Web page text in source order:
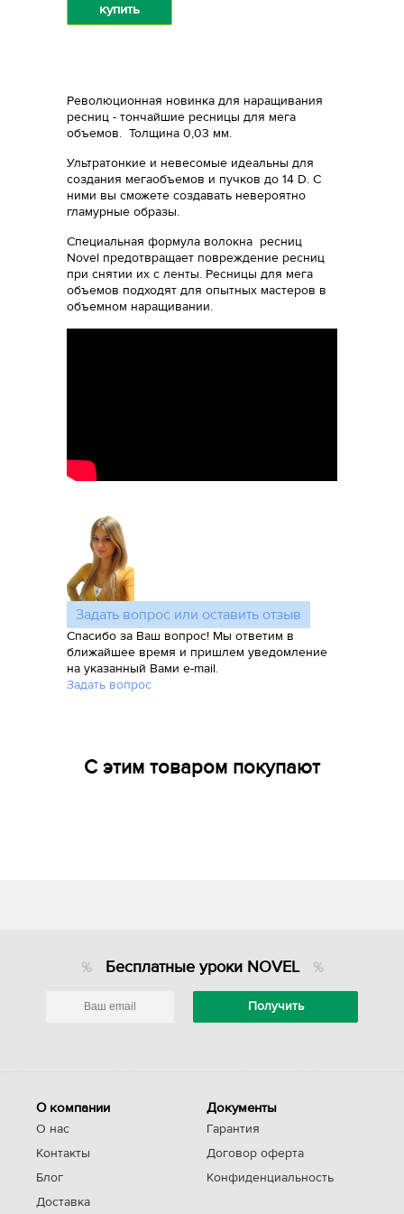
купить
Революционная новинка для наращивания
ресниц - тончайшие ресницы для мега
объемов. Толщина 0,03 мм.
Ультратонкие и невесомые идеальны для
создания мегаобъемов и пучков до 14 D. С
ними вы сможете создавать невероятно
гламурные образы.
Специальная формула волокна ресниц
Novel предотвращает повреждение ресниц
при снятии их с ленты. Ресницы для мега
объемов подходят для опытных мастеров в
объемном наращивании.
Задать вопрос или оставить отзыв
Спасибо за Ваш вопрос! Мы ответим в
ближайшее время и пришлем уведомление
на указанный Вами e-mail.
Задать вопрос
С этим товаром покупают
Бесплатные уроки NOVEL
О компании
О нас
Контакты
Блог
Доставка
Документы
Гарантия
Договор оферта
Конфиденциальность